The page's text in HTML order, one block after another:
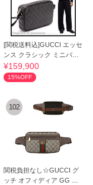
[関税送料込]GUCCI エッセ
ンス クラシック ミニバッ
グ 876494 黒
¥159,900
15%OFF
102
関税負担なし☆GUCCI グ
ッチ オフィディア GG ベ